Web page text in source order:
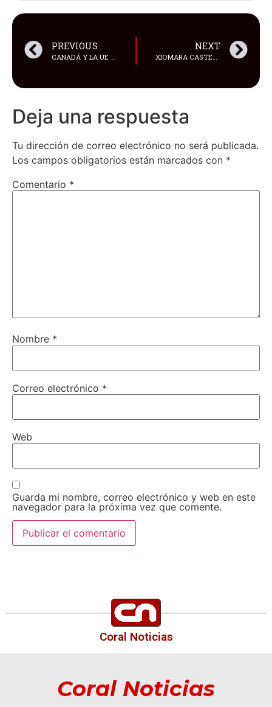
PREVIOUS NEXT
Deja una respuesta
Tu dirección de correo electrónico no será publicada.
Los campos obligatorios están marcados con *
Comentario *
Nombre *
Correo electrónico *
Web
Guarda mi nombre, correo electrónico y web en este
navegador para la próxima vez que comente.
Coral Noticias
Coral Noticias